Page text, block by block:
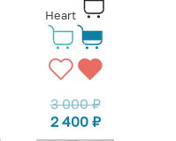
Heart
3 000₽
2 400 ₽